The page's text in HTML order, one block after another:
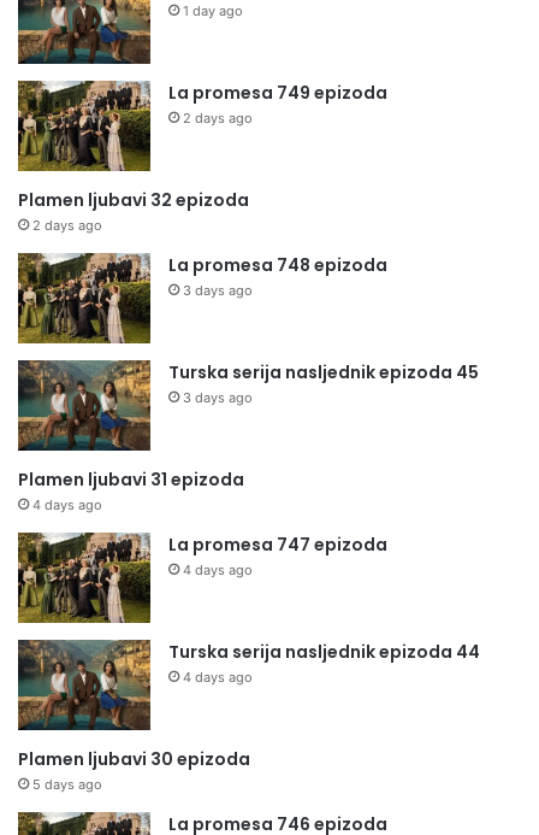
1 day ago
La promesa 749 epizoda
2 days ago
Plamen ljubavi 32 epizoda
2 days ago
La promesa 748 epizoda
3 days ago
Turska serija nasljednik epizoda 45
3 days ago
Plamen ljubavi 31 epizoda
4 days ago
La promesa 747 epizoda
4 days ago
Turska serija nasljednik epizoda 44
4 days ago
Plamen ljubavi 30 epizoda
5 days ago
La promesa 746 epizoda